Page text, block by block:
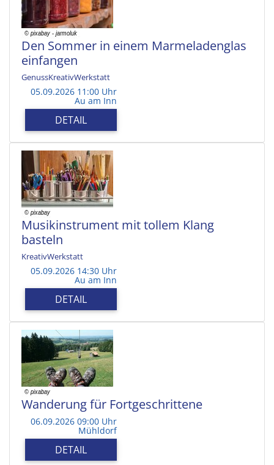
Den Sommer in einem Marmeladenglas
einfangen
GenussKreativWerkstatt
05.09.2026 11:00 Uhr
Au am Inn
DETAIL
Musikinstrument mit tollem Klang
basteln
KreativWerkstatt
05.09.2026 14:30 Uhr
Au am Inn
DETAIL
Wanderung für Fortgeschrittene
06.09.2026 09:00 Uhr
Mühldorf
DETAIL